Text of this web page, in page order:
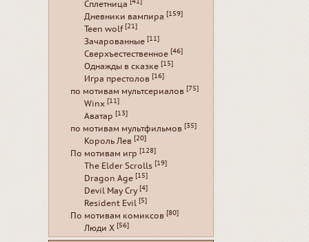
Сплетница [41]
Дневники вампира [159]
Teen wolf [21]
Зачарованные [11]
Сверхъестественное [46]
Однажды в сказке [15]
Игра престолов [16]
по мотивам мультсериалов [75]
Winx [11]
Аватар [13]
по мотивам мультфильмов [35]
Король Лев [20]
По мотивам игр [128]
The Elder Scrolls [19]
Dragon Age [15]
Devil May Cry [4]
Resident Evil [5]
По мотивам комиксов [80]
Люди Х [56]